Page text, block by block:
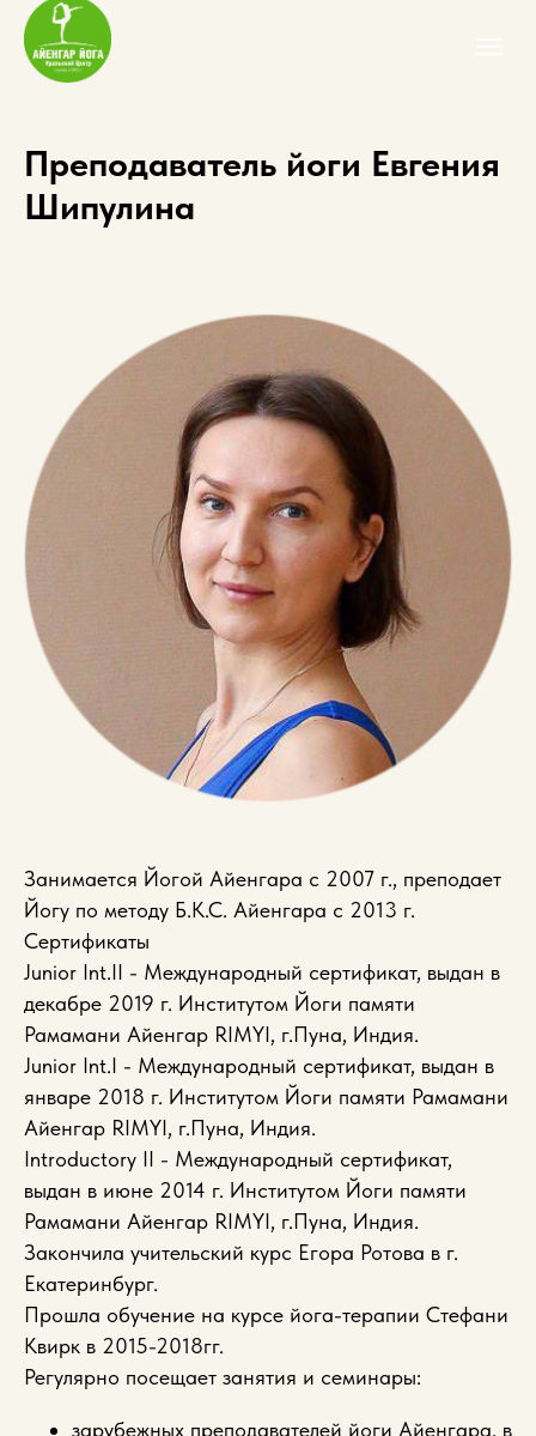
Преподаватель йоги Евгения
Шипулина
Занимается Йогой Айенгара с 2007 г., преподает
Йогу по методу Б.К.С. Айенгара с 2013 г.
Сертификаты
Junior Int.II - Международный сертификат, выдан в
декабре 2019 г. Институтом Йоги памяти
Рамамани Айенгар RIMYI, г.Пуна, Индия.
Junior Int.I - Международный сертификат, выдан в
январе 2018 г. Институтом Йоги памяти Рамамани
Айенгар RIMYI, г.Пуна, Индия.
Introductory II - Международный сертификат,
выдан в июне 2014 г. Институтом Йоги памяти
Рамамани Айенгар RIMYI, г.Пуна, Индия.
Закончила учительский курс Егора Ротова в г.
Екатеринбург.
Прошла обучение на курсе йога-терапии Стефани
Квирк в 2015-2018гг.
Регулярно посещает занятия и семинары:
зарубежных преподавателей йоги Айенгара, в